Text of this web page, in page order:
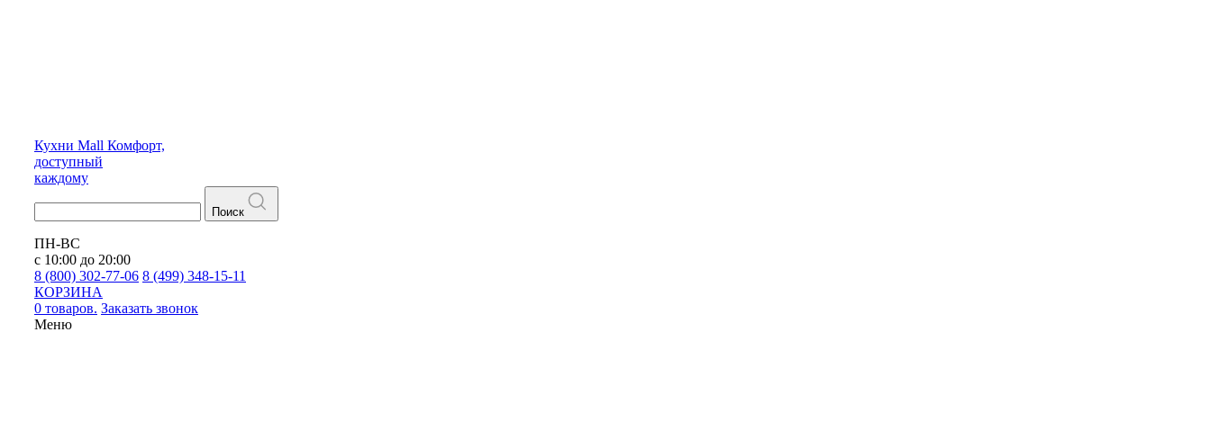
Кухни Mall Комфорт,
доступный
каждому
Поиск
ПН-ВС
с 10:00 до 20:00
8 (800) 302-77-06 8 (499) 348-15-11
КОРЗИНА
0 товаров. Заказать звонок
Меню